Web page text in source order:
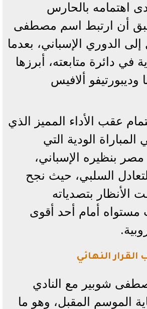
اهتمامه بالحارس
أن ارتبط اسم مصطفى
إلى الدوري الإسباني، بعدما
في دائرة متابعته، أبرزها
وديبورتيفو ألافيس
عقب الأداء المميز الذي
الودية التي
بنظيره الإسباني،
السلبي، حيث نجح
الأنظار بتصدياته
مستواه أمام أحد أقوى
القرار النهائي
شوبير مع النادي
الموسم المقبل، وهو ما